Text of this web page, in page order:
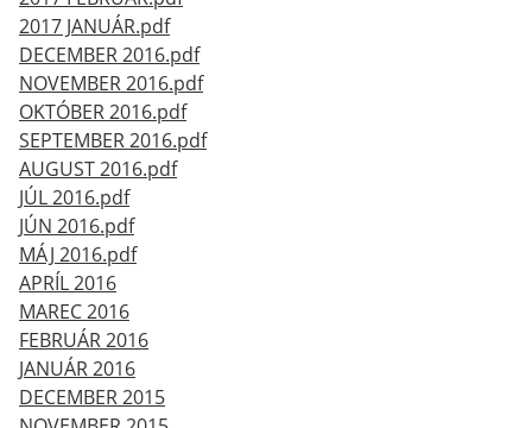
2017 JANUÁR.pdf
DECEMBER 2016.pdf
NOVEMBER 2016.pdf
OKTÓBER 2016.pdf
SEPTEMBER 2016.pdf
AUGUST 2016.pdf
JÚL 2016.pdf
JÚN 2016.pdf
MÁJ 2016.pdf
APRÍL 2016
MAREC 2016
FEBRUÁR 2016
JANUÁR 2016
DECEMBER 2015